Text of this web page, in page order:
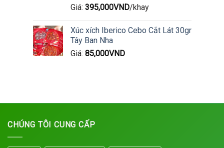
Giá: 395,000VND/khay
Xúc xích Iberico Cebo Cắt Lát 30gr
Tây Ban Nha
Giá: 85,000VND
CHÚNG TÔI CUNG CẤP